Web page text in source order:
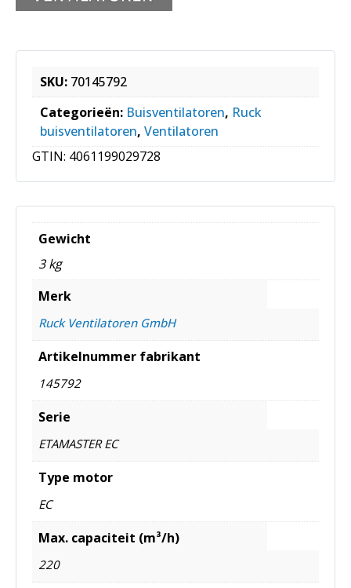
SKU: 70145792
Categorieën: Buisventilatoren, Ruck
buisventilatoren, Ventilatoren
GTIN: 4061199029728
Gewicht
3 kg
Merk
Ruck Ventilatoren GmbH
Artikelnummer fabrikant
145792
Serie
ETAMASTER EC
Type motor
EC
Max. capaciteit (m³/h)
220